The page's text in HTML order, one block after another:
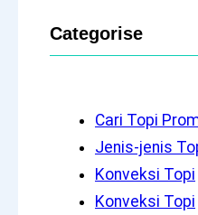
Categorise
Cari Topi
Jenis-jenis
Konveksi Topi
Konveksi Topi